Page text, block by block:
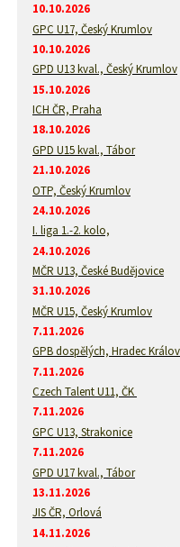
10.10.2026
GPC U17, Český Krumlov
10.10.2026
GPD U13 kval., Český Krumlov
15.10.2026
ICH ČR, Praha
18.10.2026
GPD U15 kval., Tábor
21.10.2026
OTP, Český Krumlov
24.10.2026
I. liga 1.-2. kolo,
24.10.2026
MČR U13, České Budějovice
31.10.2026
MČR U15, Český Krumlov
7.11.2026
GPB dospělých, Hradec
7.11.2026
Czech Talent U11, ČK
7.11.2026
GPC U13, Strakonice
7.11.2026
GPD U17 kval., Tábor
13.11.2026
JIS ČR, Orlová
14.11.2026